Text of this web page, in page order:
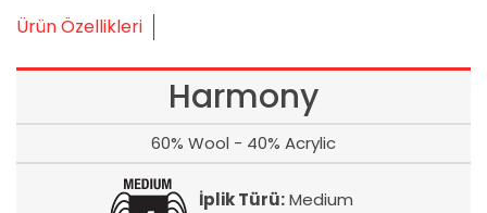
Ürün Özellikleri
Harmony
60% Wool - 40% Acrylic
İplik Türü:Medium